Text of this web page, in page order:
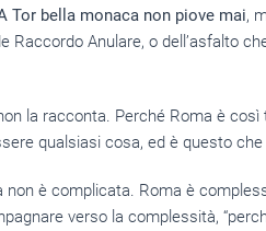
Tor bella monaca non piove mai,
Raccordo Anulare, o dell’asfalto
la racconta. Perché Roma è
qualsiasi cosa, ed è questo
è complicata. Roma è
verso la complessità,